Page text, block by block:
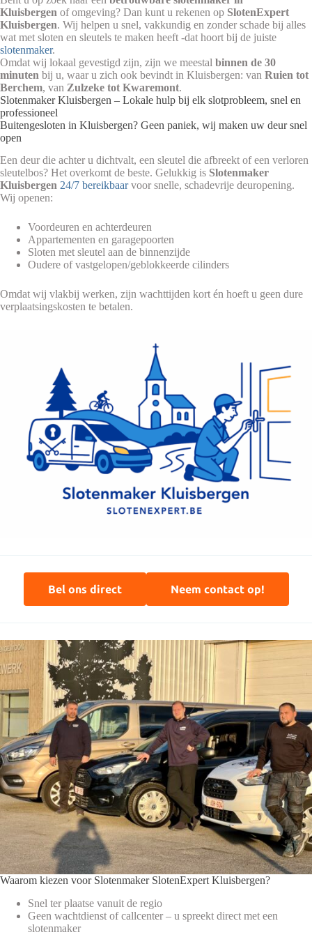
Kluisbergen of omgeving? Dan kunt u rekenen op SlotenExpert
Kluisbergen. Wij helpen u snel, vakkundig en zonder schade bij alles
wat met sloten en sleutels te maken heeft -dat hoort bij de juiste
slotenmaker.
Omdat wij lokaal gevestigd zijn, zijn we meestal binnen de 30
minuten bij u, waar u zich ook bevindt in Kluisbergen: van Ruien tot
Berchem, van Zulzeke tot Kwaremont.
Slotenmaker Kluisbergen – Lokale hulp bij elk slotprobleem, snel en
professioneel
Buitengesloten in Kluisbergen? Geen paniek, wij maken uw deur snel
open
Een deur die achter u dichtvalt, een sleutel die afbreekt of een verloren
sleutelbos? Het overkomt de beste. Gelukkig is Slotenmaker
Kluisbergen 24/7 bereikbaarvoor snelle, schadevrije deuropening.
Wij openen:
Voordeuren en achterdeuren
Appartementen en garagepoorten
Sloten met sleutel aan de binnenzijde
Oudere of vastgelopen/geblokkeerde cilinders
Omdat wij vlakbij werken, zijn wachttijden kort én hoeft u geen dure
verplaatsingskosten te betalen.
Bel ons direct Neem contact op!
Waarom kiezen voor Slotenmaker SlotenExpert Kluisbergen?
Snel ter plaatse vanuit de regio
Geen wachtdienst of callcenter – u spreekt direct met een
slotenmaker